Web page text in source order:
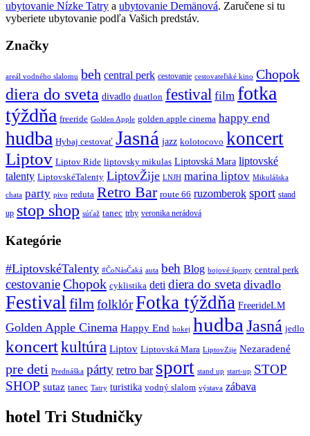
ubytovanie Nízke Tatry a ubytovanie Demänová. Zaručene si tu
vyberiete ubytovanie podľa Vašich predstáv.
Značky
areál vodného slalomu beh central perk cestovanie cestovateľské kino Chopok
diera do sveta divadlo duatlon festival film fotka
týždňa freeride Golden Apple golden apple cinema happy end
hudba Hybaj cestovať Jasná jazz kolotocovo koncert
Liptov Liptov Ride liptovsky mikulas Liptovská Mara liptovské
talenty LiptovskéTalenty LiptovŽije LNJH marina liptov Mikulášska
chata party pivo reduta Retro Bar route 66 ruzomberok sport stand
up stop shop súťaž tanec trhy veronika nerádová
Kategórie
#LiptovskéTalenty #ČoNásČaká auta beh Blog bojové športy central perk
cestovanieChopok cyklistika deti diera do sveta divadlo
Festival filmfolklórFotka týždňa FreerideLM
Golden Apple Cinema Happy End hokej hudba Jasná jedlo
koncertkultúra Liptov Liptovská Mara LiptovZije Nezaradené
pre deti Prednáška párty retro bar sport stand up start-up STOP
SHOP sutaz tanec Tatry turistika vodný slalom výstava zábava
hotel Tri Studničky